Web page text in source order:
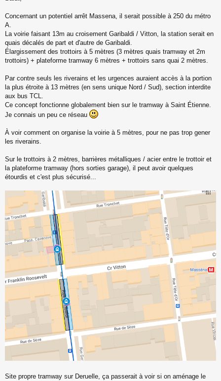
s
g
e
n
o
n
Concernant un potentiel arrêt Massena, il serait possible à 250 du métro
A.
La voirie faisant 13m au croisement Garibaldi / Vitton, la station serait en
quais décalés de part et d'autre de Garibaldi.
Élargissement des trottoirs à 5 mètres (3 mètres quais tramway et 2m
trottoirs) + plateforme tramway 6 mètres + trottoirs sans quai 2 mètres.
Par contre seuls les riverains et les urgences auraient accès à la portion
la plus étroite à 13 mètres (en sens unique Nord / Sud), section interdite
aux bus TCL.
Ce concept fonctionne globalement bien sur le tramway à Saint Étienne.
Je connais un peu ce réseau
À voir comment on organise la voirie à 5 mètres, pour ne pas trop gener
les riverains.
Sur le trottoirs à 2 mètres, barrières métalliques / acier entre le trottoir et
la plateforme tramway (hors sorties garage), il peut avoir quelques
étourdis et c'est plus sécurisé...
Site propre tramway sur Deruelle, ça passerait à voir si on aménage le